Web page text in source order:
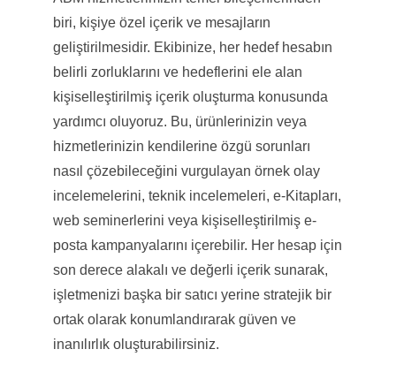
biri, kişiye özel içerik ve mesajların
geliştirilmesidir. Ekibinize, her hedef hesabın
belirli zorluklarını ve hedeflerini ele alan
kişiselleştirilmiş içerik oluşturma konusunda
yardımcı oluyoruz. Bu, ürünlerinizin veya
hizmetlerinizin kendilerine özgü sorunları
nasıl çözebileceğini vurgulayan örnek olay
incelemelerini, teknik incelemeleri, e-Kitapları,
web seminerlerini veya kişiselleştirilmiş e-
posta kampanyalarını içerebilir. Her hesap için
son derece alakalı ve değerli içerik sunarak,
işletmenizi başka bir satıcı yerine stratejik bir
ortak olarak konumlandırarak güven ve
inanılırlık oluşturabilirsiniz.